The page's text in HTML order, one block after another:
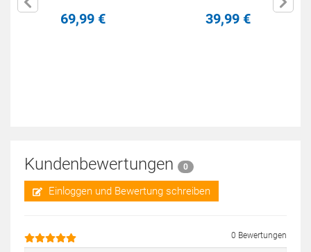
69,99 € 39,99 €
Kundenbewertungen 0
Einloggen und Bewertung schreiben
0 Bewertungen